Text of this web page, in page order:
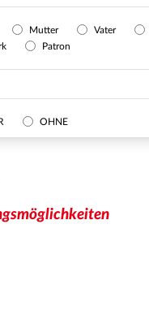
Mutter Vater
Patron
OHNE